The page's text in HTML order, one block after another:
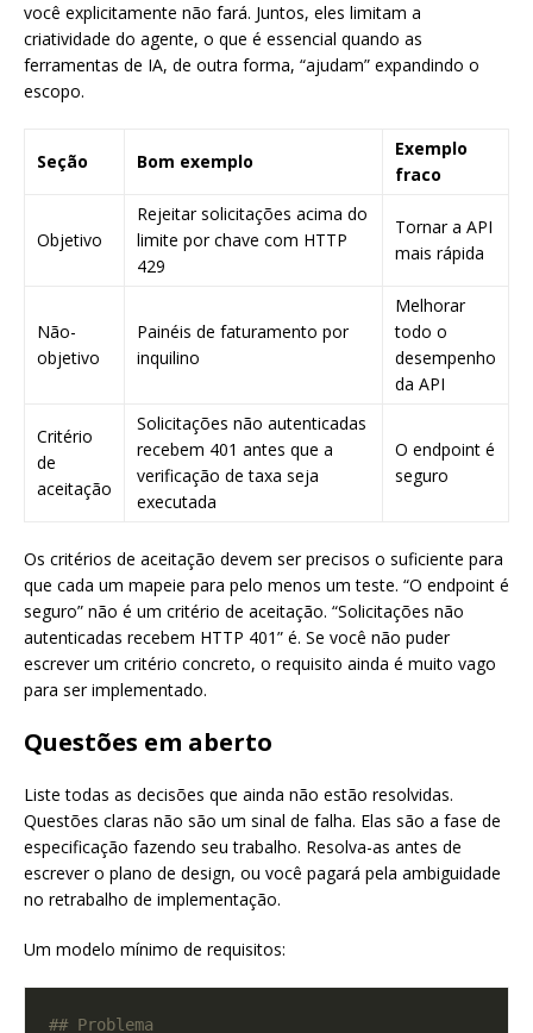
você explicitamente não fará. Juntos, eles limitam a
criatividade do agente, o que é essencial quando as
ferramentas de IA, de outra forma, “ajudam” expandindo o
escopo.
Seção Bom exemplo
Exemplo
fraco
Objetivo
Rejeitar solicitações acima do
limite por chave com HTTP
429
Tornar a API
mais rápida
Não-
objetivo
Painéis de faturamento por
inquilino
Melhorar
todo o
desempenho
da API
Critério
de
aceitação
Solicitações não autenticadas
recebem 401 antes que a
verificação de taxa seja
executada
O endpoint é
seguro
Os critérios de aceitação devem ser precisos o suficiente para
que cada um mapeie para pelo menos um teste. “O endpoint é
seguro” não é um critério de aceitação. “Solicitações não
autenticadas recebem HTTP 401” é. Se você não puder
escrever um critério concreto, o requisito ainda é muito vago
para ser implementado.
Questões em aberto
Liste todas as decisões que ainda não estão resolvidas.
Questões claras não são um sinal de falha. Elas são a fase de
especificação fazendo seu trabalho. Resolva-as antes de
escrever o plano de design, ou você pagará pela ambiguidade
no retrabalho de implementação.
Um modelo mínimo de requisitos: